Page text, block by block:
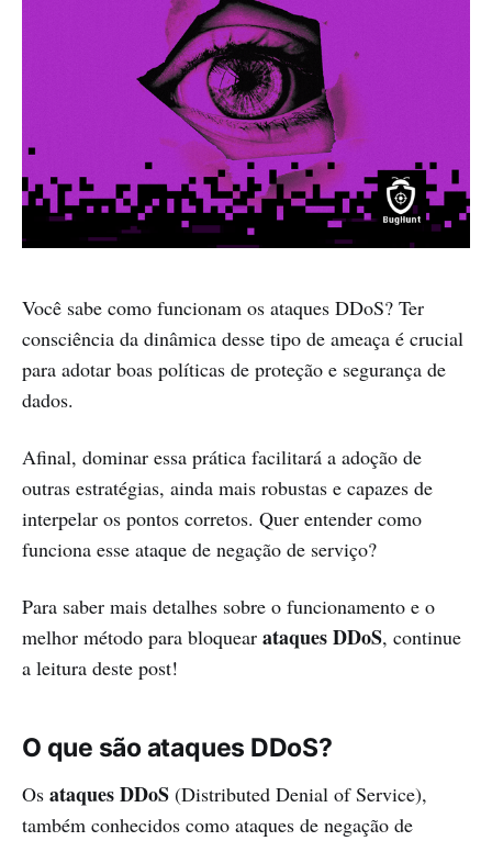
Você sabe como funcionam os ataques DDoS? Ter
consciência da dinâmica desse tipo de ameaça é crucial
para adotar boas políticas de proteção e segurança de
dados.
Afinal, dominar essa prática facilitará a adoção de
outras estratégias, ainda mais robustas e capazes de
interpelar os pontos corretos. Quer entender como
funciona esse ataque de negação de serviço?
Para saber mais detalhes sobre o funcionamento e o
melhor método para bloquear ataques DDoS, continue
a leitura deste post!
O que são ataques DDoS?
Os ataques DDoS (Distributed Denial of Service),
também conhecidos como ataques de negação de